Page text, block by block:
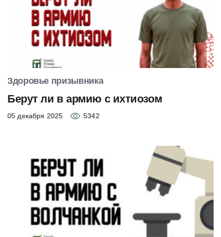
Здоровье призывника
Берут ли в армию с ихтиозом
05 декабря 2025 5342